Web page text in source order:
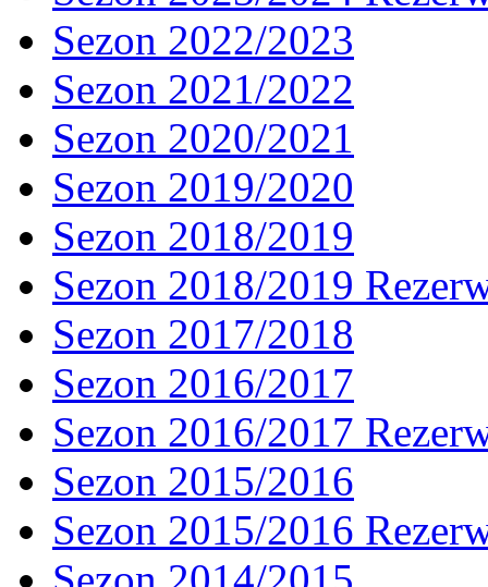
Sezon 2022/2023
Sezon 2021/2022
Sezon 2020/2021
Sezon 2019/2020
Sezon 2018/2019
Sezon 2018/2019
Sezon 2017/2018
Sezon 2016/2017
Sezon 2016/2017
Sezon 2015/2016
Sezon 2015/2016